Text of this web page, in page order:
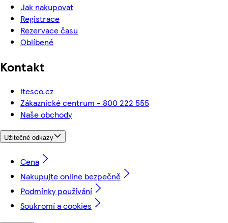
Jak nakupovat
Registrace
Rezervace času
Oblíbené
Kontakt
itesco.cz
Zákaznické centrum - 800 222 555
Naše obchody
Užitečné odkazy
Cena
Nakupujte online bezpečně
Podmínky používání
Soukromí a cookies